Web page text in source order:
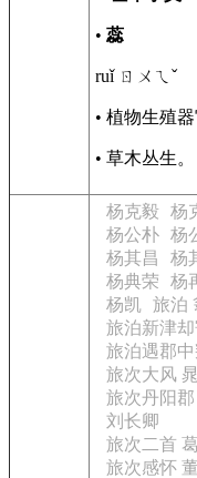
• 蕊
ruǐ ㄖㄨㄟˇ
• 植物生殖
• 草木丛生。
杨克毅 杨
杨公朴 杨
杨其昌
杨
杨典荣
杨
杨凯
旅泊
旅泊新津
旅泊遇郡
旅次大风
旅次丹阳
刘长卿
旅次二首
旅次感怀